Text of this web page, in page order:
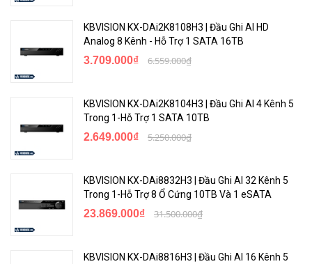
KBVISION KX-DAi2K8108H3 | Đầu Ghi AI HD
Analog 8 Kênh - Hỗ Trợ 1 SATA 16TB
3.709.000₫ 6.559.000₫
KBVISION KX-DAi2K8104H3 | Đầu Ghi AI 4 Kênh 5
Trong 1-Hỗ Trợ 1 SATA 10TB
2.649.000₫ 5.250.000₫
KBVISION KX-DAi8832H3 | Đầu Ghi AI 32 Kênh 5
Trong 1-Hỗ Trợ 8 Ổ Cứng 10TB Và 1 eSATA
23.869.000₫ 31.500.000₫
KBVISION KX-DAi8816H3 | Đầu Ghi AI 16 Kênh 5